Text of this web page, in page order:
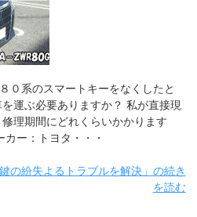
０系のスマートキーをなくしたと
運ぶ必要ありますか？ 私が直接現
理期間にどれくらいかかります
ー：トヨタ・・・
の紛失よるトラブルを解決」の続き
を読む